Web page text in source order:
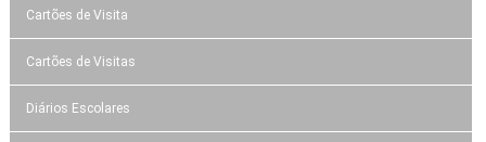
Cartões de Visita
Cartões de Visitas
Diários Escolares